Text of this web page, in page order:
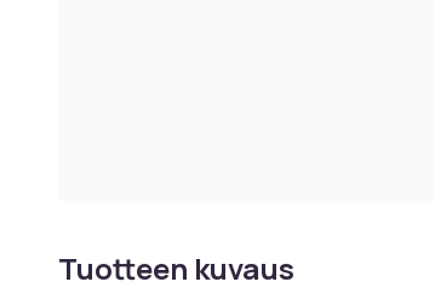
Tuotteen kuvaus